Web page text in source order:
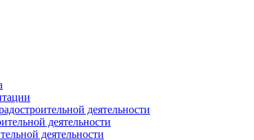
деятельности
деятельности
деятельности